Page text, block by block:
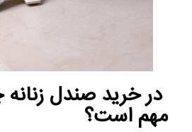
در خرید صندل
مهم است؟